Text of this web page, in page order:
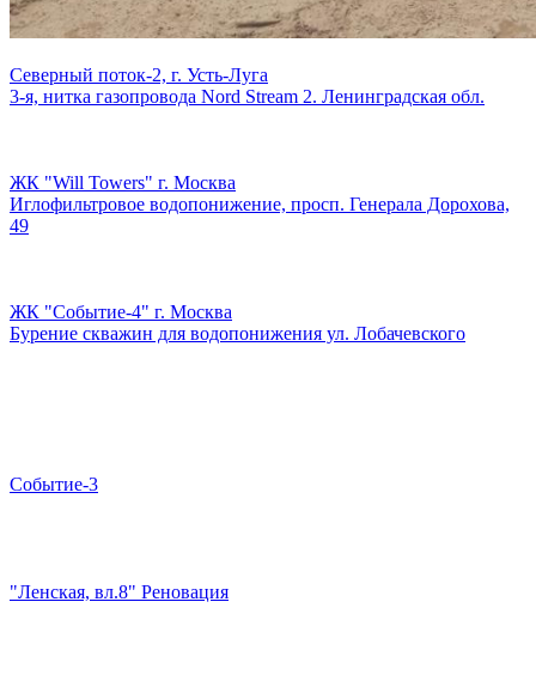
Северный поток-2, г. Усть-Луга
3-я, нитка газопровода Nord Stream 2. Ленинградская обл.
ЖК "Will Towers" г. Москва
Иглофильтровое водопонижение, просп. Генерала Дорохова,
49
ЖК "Событие-4" г. Москва
Бурение скважин для водопонижения ул. Лобачевского
Событие-3
"Ленская, вл.8" Реновация